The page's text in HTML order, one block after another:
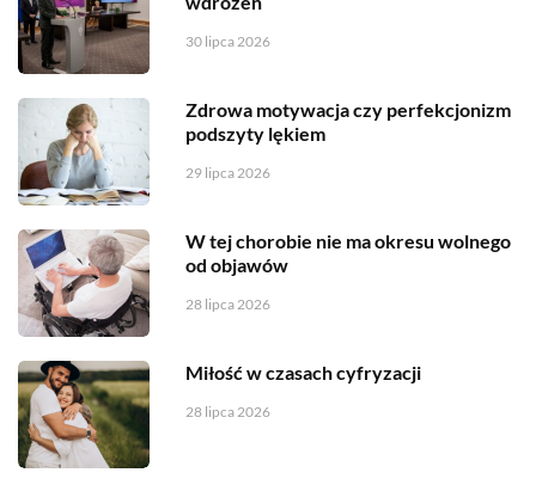
30 lipca 2026
Zdrowa motywacja czy perfekcjonizm
podszyty lękiem
29 lipca 2026
W tej chorobie nie ma okresu wolnego
od objawów
28 lipca 2026
Miłość w czasach cyfryzacji
28 lipca 2026